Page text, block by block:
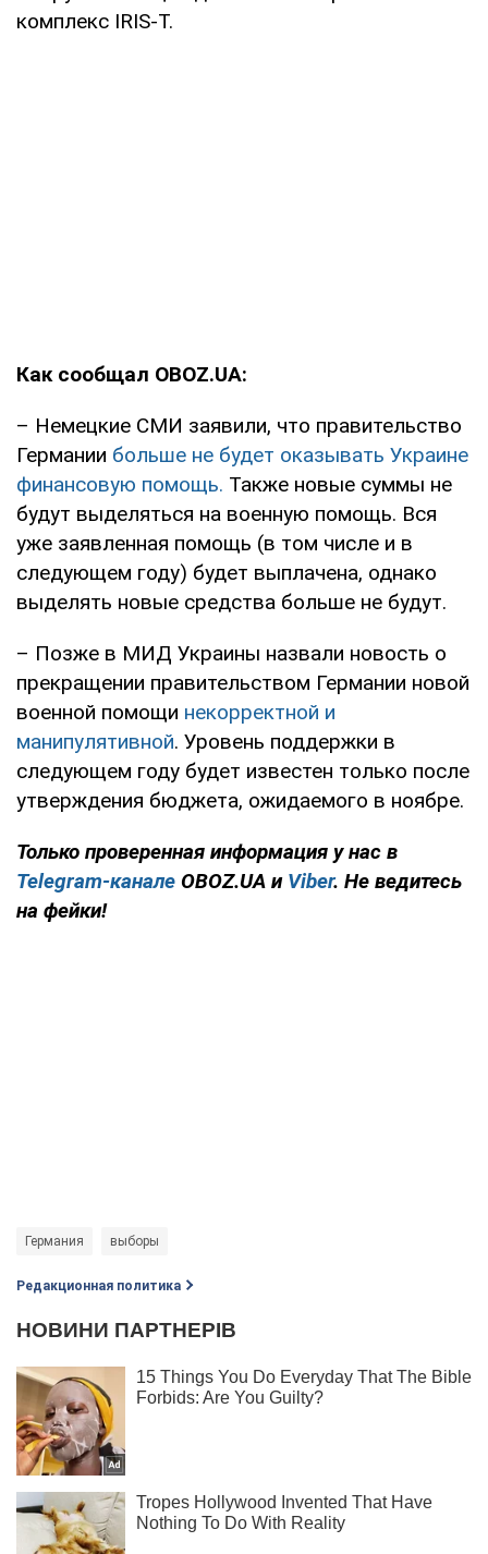
комплекс IRIS-T.
Как сообщал OBOZ.UA:
– Немецкие СМИ заявили, что правительство
Германии больше не будет оказывать Украине
финансовую помощь. Также новые суммы не
будут выделяться на военную помощь. Вся
уже заявленная помощь (в том числе и в
следующем году) будет выплачена, однако
выделять новые средства больше не будут.
– Позже в МИД Украины назвали новость о
прекращении правительством Германии новой
военной помощи некорректной и
манипулятивной. Уровень поддержки в
следующем году будет известен только после
утверждения бюджета, ожидаемого в ноябре.
Только проверенная информация у нас в
Telegram-канале OBOZ.UA и Viber. Не ведитесь
на фейки!
Германия выборы
Редакционная политика